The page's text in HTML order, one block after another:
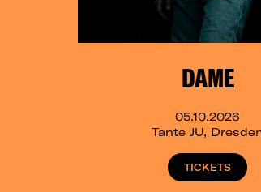
DAME
05.10.2026
Tante JU,
TICKETS